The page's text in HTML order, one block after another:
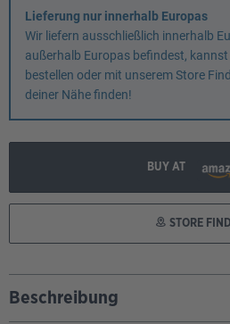
Lieferung nur innerhalb Europas
Wir liefern ausschließlich innerhalb
außerhalb Europas befindest,
bestellen oder mit unserem Store
deiner Nähe finden!
BUY AT
STORE
Beschreibung